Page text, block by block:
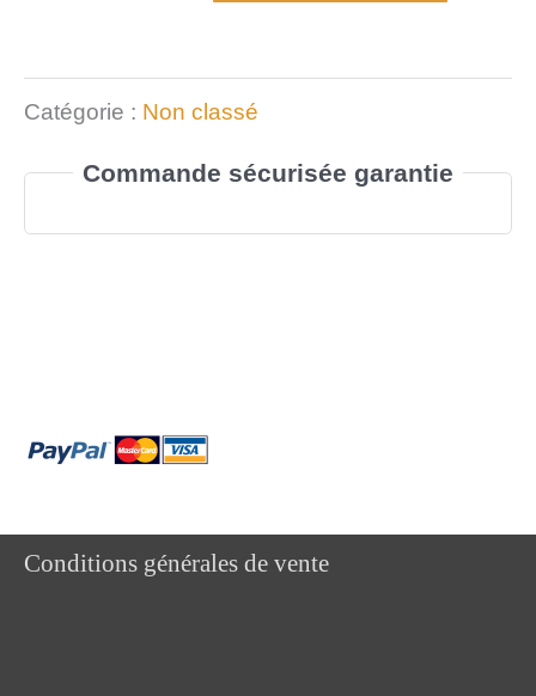
Catégorie : Non classé
Commande sécurisée garantie
Conditions générales de vente